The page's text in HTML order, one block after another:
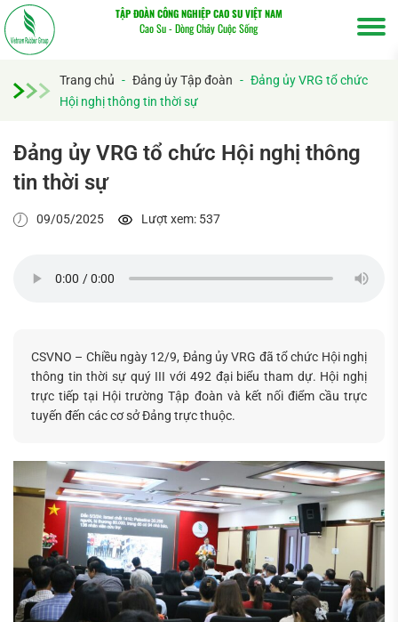
TẬP ĐOÀN CÔNG NGHIỆP CAO SU VIỆT NAM
Cao Su - Dòng Chảy Cuộc Sống
Trang chủ - Đảng ủy Tập đoàn - Đảng ủy VRG tổ chức
Hội nghị thông tin thời sự
Đảng ủy VRG tổ chức Hội nghị thông
tin thời sự
09/05/2025 Lượt xem: 537
CSVNO – Chiều ngày 12/9, Đảng ủy VRG đã tổ chức Hội nghị
thông tin thời sự quý III với 492 đại biểu tham dự. Hội nghị
trực tiếp tại Hội trường Tập đoàn và kết nối điểm cầu trực
tuyến đến các cơ sở Đảng trực thuộc.
kiếm...